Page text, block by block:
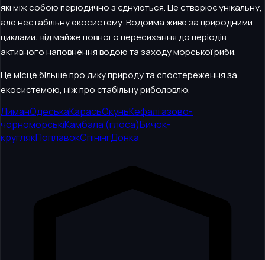
які між собою періодично з’єднуються. Це створює унікальну,
але нестабільну екосистему. Водойма живе за природними
циклами: від майже повного пересихання до періодів
активного наповнення водою та заходу морської риби.
Це місце більше про дику природу та спостереження за
екосистемою, ніж про стабільну риболовлю.
ЛиманОдеськаКарасьОкуньКефалі азово-
чорноморськіКамбала (глоса)Бичок-
круглякПоплавокСпінінгДонка